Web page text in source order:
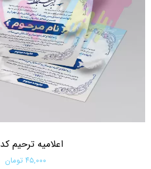
اعلامیه ترحیم کد 110
۴۵,۰۰۰ تومان